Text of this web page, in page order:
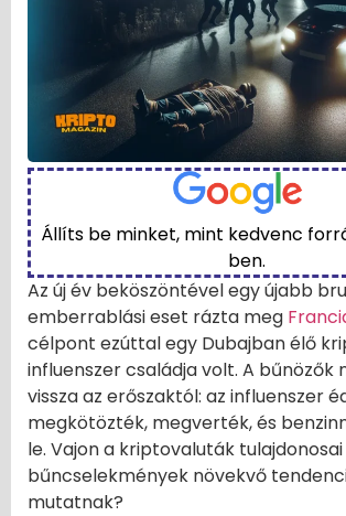
Állíts be minket, mint kedvenc
ben.
Az új év beköszöntével egy újabb
emberrablási eset rázta meg
célpont ezúttal egy Dubajban élő
influenszer családja volt. A bűnözők
vissza az erőszaktól: az influenszer
megkötözték, megverték, és
le. Vajon a kriptovaluták
bűncselekmények növekvő
mutatnak?